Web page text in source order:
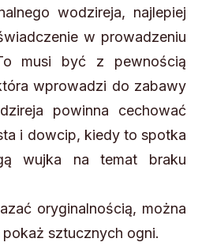
wodzireja, najlepiej
w prowadzeniu
musi być z pewnością
wprowadzi do zabawy
powinna cechować
i dowcip, kiedy to spotka
wujka na temat braku
oryginalnością, można
sztucznych ogni.